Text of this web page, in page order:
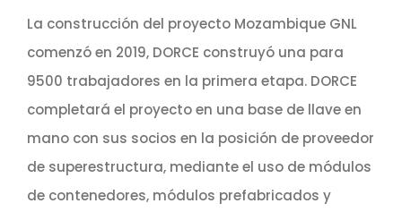
La construcción del proyecto Mozambique GNL
comenzó en 2019, DORCE construyó una para
9500 trabajadores en la primera etapa. DORCE
completará el proyecto en una base de llave en
mano con sus socios en la posición de proveedor
de superestructura, mediante el uso de módulos
de contenedores, módulos prefabricados y